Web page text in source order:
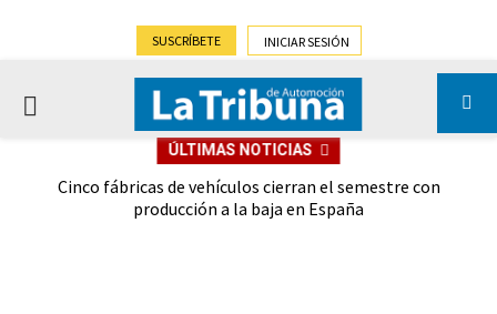
SUSCRÍBETE INICIAR SESIÓN
PRIMARY
ÚLTIMAS NOTICIAS
Cinco fábricas de vehículos cierran el semestre con
producción a la baja en España